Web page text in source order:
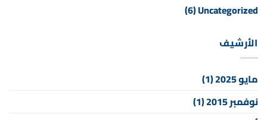
Uncategorized
(6)
الأرشيف
مايو 2025
(1)
نوفمبر 2015
(1)